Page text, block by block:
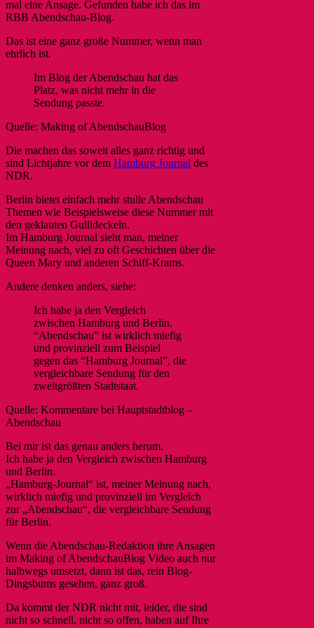
mal eine Ansage. Gefunden habe ich das im
RBB Abendschau-Blog.
Das ist eine ganz große Nummer, wenn man
ehrlich ist.
Im Blog der Abendschau hat das
Platz, was nicht mehr in die
Sendung passte.
Quelle: Making of AbendschauBlog
Die machen das soweit alles ganz richtig und
sind Lichtjahre vor dem Hamburg Journal des
NDR.
Berlin bietet einfach mehr stulle Abendschau
Themen wie Beispielsweise diese Nummer mit
den geklauten Gullideckeln.
Im Hamburg Journal sieht man, meiner
Meinung nach, viel zu oft Geschichten über die
Queen Mary und anderen Schiff-Krams.
Andere denken anders, siehe:
Ich habe ja den Vergleich
zwischen Hamburg und Berlin.
“Abendschau” ist wirklich miefig
und provinziell zum Beispiel
gegen das “Hamburg Journal”, die
vergleichbare Sendung für den
zweitgrößten Stadtstaat.
Quelle: Kommentare bei Hauptstadtblog –
Abendschau
Bei mir ist das genau anders herum.
Ich habe ja den Vergleich zwischen Hamburg
und Berlin.
„Hamburg-Journal“ ist, meiner Meinung nach,
wirklich miefig und provinziell im Vergleich
zur „Abendschau“, die vergleichbare Sendung
für Berlin.
Wenn die Abendschau-Redaktion ihre Ansagen
im Making of AbendschauBlog Video auch nur
halbwegs umsetzt, dann ist das, rein Blog-
Dingsbums gesehen, ganz groß.
Da kommt der NDR nicht mit, leider, die sind
nicht so schnell, nicht so offen, haben auf Ihre